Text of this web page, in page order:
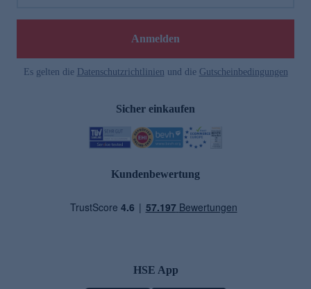
Anmelden
Es gelten die Datenschutzrichtlinien und die Gutscheinbedingungen
Sicher einkaufen
Kundenbewertung
HSE App